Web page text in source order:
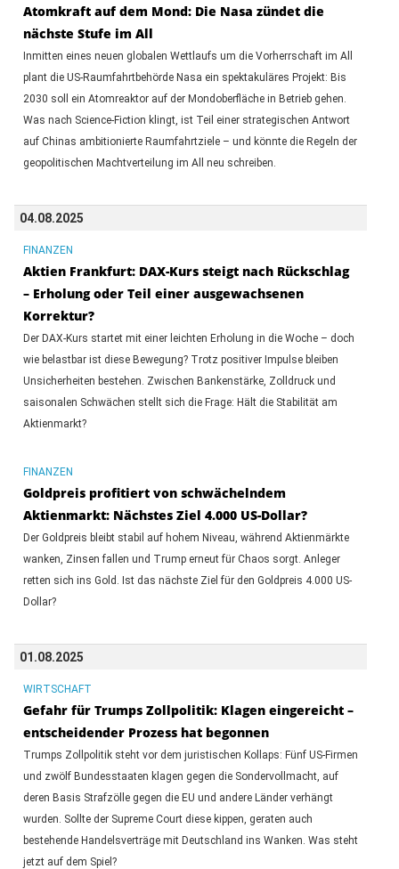
Atomkraft auf dem Mond: Die Nasa zündet die
nächste Stufe im All
Inmitten eines neuen globalen Wettlaufs um die Vorherrschaft im All
plant die US-Raumfahrtbehörde Nasa ein spektakuläres Projekt: Bis
2030 soll ein Atomreaktor auf der Mondoberfläche in Betrieb gehen.
Was nach Science-Fiction klingt, ist Teil einer strategischen Antwort
auf Chinas ambitionierte Raumfahrtziele – und könnte die Regeln der
geopolitischen Machtverteilung im All neu schreiben.
04.08.2025
FINANZEN
Aktien Frankfurt: DAX-Kurs steigt nach Rückschlag
– Erholung oder Teil einer ausgewachsenen
Korrektur?
Der DAX-Kurs startet mit einer leichten Erholung in die Woche – doch
wie belastbar ist diese Bewegung? Trotz positiver Impulse bleiben
Unsicherheiten bestehen. Zwischen Bankenstärke, Zolldruck und
saisonalen Schwächen stellt sich die Frage: Hält die Stabilität am
Aktienmarkt?
FINANZEN
Goldpreis profitiert von schwächelndem
Aktienmarkt: Nächstes Ziel 4.000 US-Dollar?
Der Goldpreis bleibt stabil auf hohem Niveau, während Aktienmärkte
wanken, Zinsen fallen und Trump erneut für Chaos sorgt. Anleger
retten sich ins Gold. Ist das nächste Ziel für den Goldpreis 4.000 US-
Dollar?
01.08.2025
WIRTSCHAFT
Gefahr für Trumps Zollpolitik: Klagen eingereicht –
entscheidender Prozess hat begonnen
Trumps Zollpolitik steht vor dem juristischen Kollaps: Fünf US-Firmen
und zwölf Bundesstaaten klagen gegen die Sondervollmacht, auf
deren Basis Strafzölle gegen die EU und andere Länder verhängt
wurden. Sollte der Supreme Court diese kippen, geraten auch
bestehende Handelsverträge mit Deutschland ins Wanken. Was steht
jetzt auf dem Spiel?